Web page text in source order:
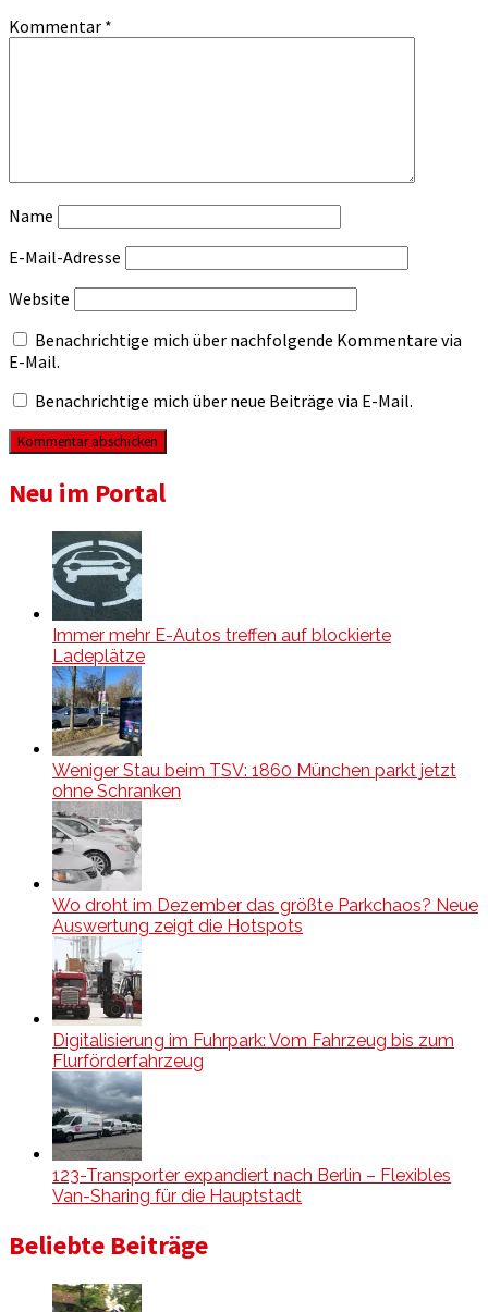
Kommentar *
Name
E-Mail-Adresse
Website
Benachrichtige mich über nachfolgende Kommentare via
E-Mail.
Benachrichtige mich über neue Beiträge via E-Mail.
Neu im Portal
Immer mehr E-Autos treffen auf blockierte
Ladeplätze
Weniger Stau beim TSV: 1860 München parkt jetzt
ohne Schranken
Wo droht im Dezember das größte Parkchaos? Neue
Auswertung zeigt die Hotspots
Digitalisierung im Fuhrpark: Vom Fahrzeug bis zum
Flurförderfahrzeug
123-Transporter expandiert nach Berlin – Flexibles
Van-Sharing für die Hauptstadt
Beliebte Beiträge